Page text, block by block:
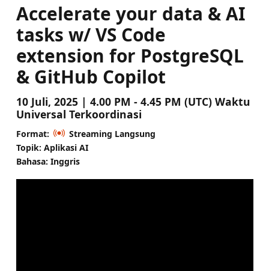
Accelerate your data & AI
tasks w/ VS Code
extension for PostgreSQL
& GitHub Copilot
10 Juli, 2025 | 4.00 PM - 4.45 PM (UTC) Waktu
Universal Terkoordinasi
Format:
Streaming Langsung
Topik: Aplikasi AI
Bahasa: Inggris